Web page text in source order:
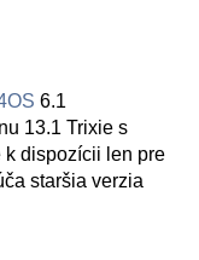
6.1
13.1 Trixie s
k dispozícii len pre
staršia verzia